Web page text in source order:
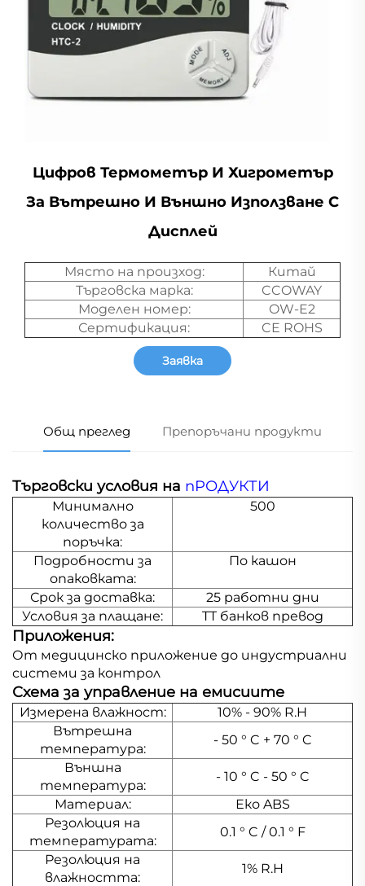
Цифров Термометър И Хигрометър
За Вътрешно И Външно Използване С
Дисплей
Място на произход:
Китай
Търговска марка:
CCOWAY
Моделен номер:
OW-E2
Сертификация:
CE ROHS
Заявка
Общ преглед Препоръчани продукти
Търговски условия на пРОДУКТИ
Минимално
количество за
поръчка:
500
Подробности за
опаковката:
По кашон
Срок за доставка:
25 работни дни
Условия за плащане:
TT банков превод
Приложения:
От медицинско приложение до индустриални
системи за контрол
Схема за управление на емисиите
Измерена влажност:
10% - 90% R.H
Вътрешна
температура:
- 50 ° C + 70 ° C
Външна
температура:
- 10 ° C - 50 ° C
Материал:
Еко ABS
Резолюция на
температурата:
0.1 ° C / 0.1 ° F
Резолюция на
влажността:
1% R.H